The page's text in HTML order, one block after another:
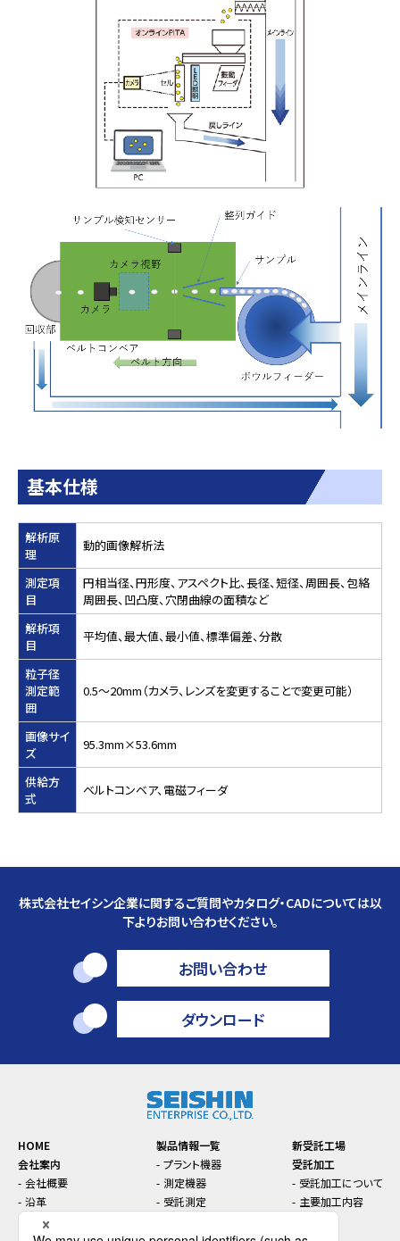
基本仕様
解析原
理
動的画像解析法
測定項
目
円相当径、円形度、アスペクト比、長径、短径、周囲長、包絡
周囲長、凹凸度、穴閉曲線の面積など
解析項
目
平均値、最大値、最小値、標準偏差、分散
粒子径
測定範
囲
0.5～20mm（カメラ、レンズを変更することで変更可能）
画像サイ
ズ
95.3mm×53.6mm
供給方
式
ベルトコンベア、電磁フィーダ
株式会社セイシン企業に関するご質問やカタログ・CADについては以
下よりお問い合わせください。
お問い合わせ
ダウンロード
HOME
会社案内
会社概要
沿革
本社・支店・工場案内
製品情報一覧
プラント機器
測定機器
受託測定
新受託工場
受託加工
受託加工について
主要加工内容